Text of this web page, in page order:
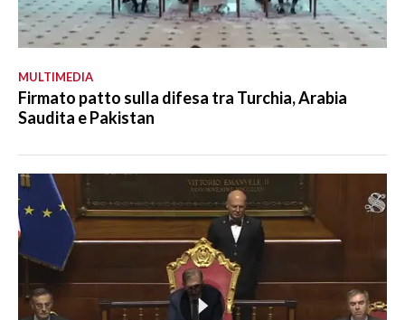
MULTIMEDIA
Firmato patto sulla difesa tra Turchia, Arabia
Saudita e Pakistan